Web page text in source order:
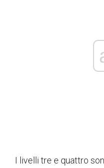
I livelli tre e quattro